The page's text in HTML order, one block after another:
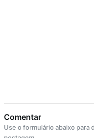
Comentar
Use o formulário abaixo para